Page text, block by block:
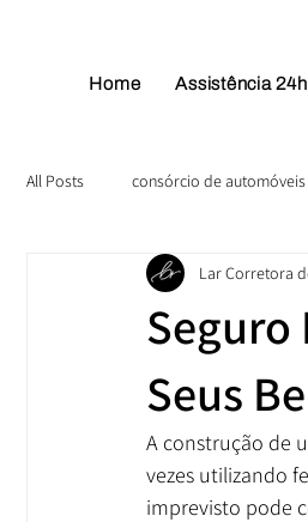
Home Assistência 24h
All Posts consórcio de automóveis
Plano de Saúde
Seguro
Seus
Lar Corretora
A construção de
vezes utilizando
imprevisto pode